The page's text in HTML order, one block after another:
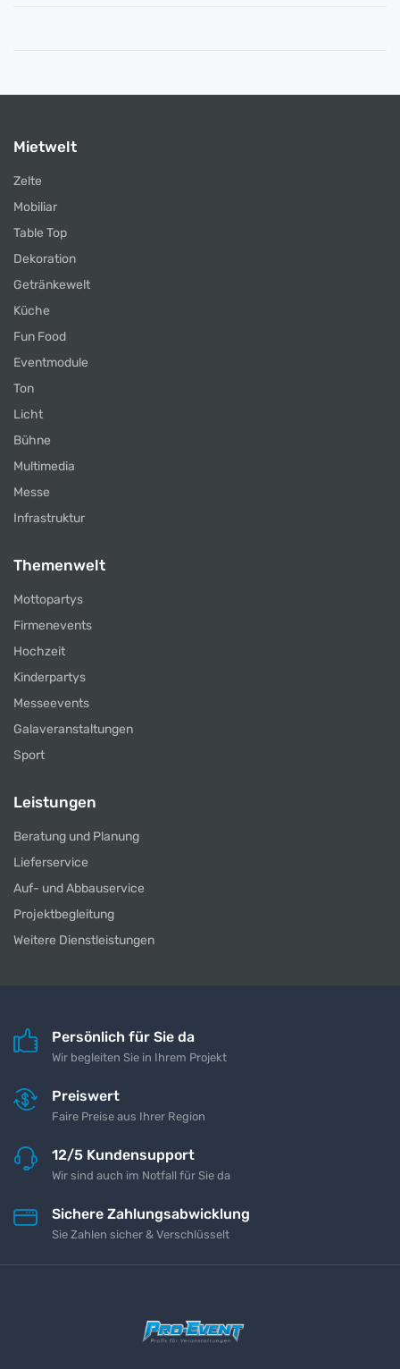
Mietwelt
Zelte
Mobiliar
Table Top
Dekoration
Getränkewelt
Küche
Fun Food
Eventmodule
Ton
Licht
Bühne
Multimedia
Messe
Infrastruktur
Themenwelt
Mottopartys
Firmenevents
Hochzeit
Kinderpartys
Messeevents
Galaveranstaltungen
Sport
Leistungen
Beratung und Planung
Lieferservice
Auf- und Abbauservice
Projektbegleitung
Weitere Dienstleistungen
Persönlich für Sie da
Wir begleiten Sie in Ihrem Projekt
Preiswert
Faire Preise aus Ihrer Region
12/5 Kundensupport
Wir sind auch im Notfall für Sie da
Sichere Zahlungsabwicklung
Sie Zahlen sicher & Verschlüsselt